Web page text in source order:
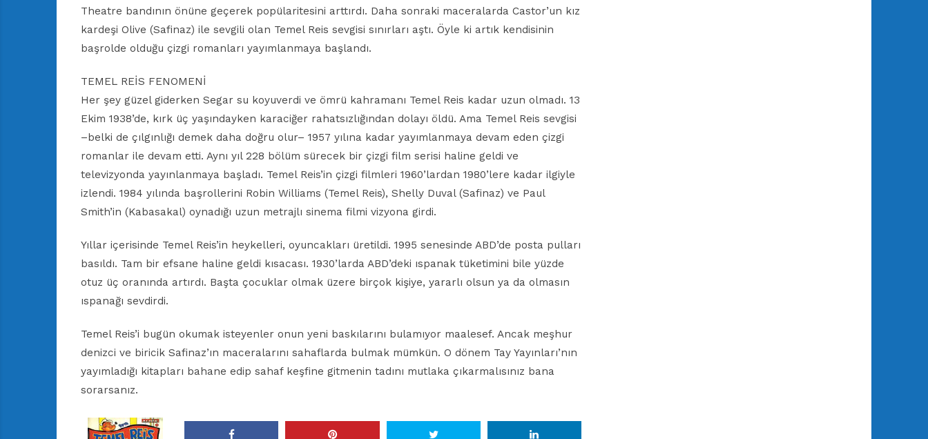
Theatre bandının önüne geçerek popülaritesini arttırdı. Daha sonraki maceralarda Castor’un kız
kardeşi Olive (Safinaz) ile sevgili olan Temel Reis sevgisi sınırları aştı. Öyle ki artık kendisinin
başrolde olduğu çizgi romanları yayımlanmaya başlandı.
TEMEL REİS FENOMENİ
Her şey güzel giderken Segar su koyuverdi ve ömrü kahramanı Temel Reis kadar uzun olmadı. 13
Ekim 1938’de, kırk üç yaşındayken karaciğer rahatsızlığından dolayı öldü. Ama Temel Reis sevgisi
–belki de çılgınlığı demek daha doğru olur– 1957 yılına kadar yayımlanmaya devam eden çizgi
romanlar ile devam etti. Aynı yıl 228 bölüm sürecek bir çizgi film serisi haline geldi ve
televizyonda yayınlanmaya başladı. Temel Reis’in çizgi filmleri 1960’lardan 1980’lere kadar ilgiyle
izlendi. 1984 yılında başrollerini Robin Williams (Temel Reis), Shelly Duval (Safinaz) ve Paul
Smith’in (Kabasakal) oynadığı uzun metrajlı sinema filmi vizyona girdi.
Yıllar içerisinde Temel Reis’in heykelleri, oyuncakları üretildi. 1995 senesinde ABD’de posta pulları
basıldı. Tam bir efsane haline geldi kısacası. 1930’larda ABD’deki ıspanak tüketimini bile yüzde
otuz üç oranında artırdı. Başta çocuklar olmak üzere birçok kişiye, yararlı olsun ya da olmasın
ıspanağı sevdirdi.
Temel Reis’i bugün okumak isteyenler onun yeni baskılarını bulamıyor maalesef. Ancak meşhur
denizci ve biricik Safinaz’ın maceralarını sahaflarda bulmak mümkün. O dönem Tay Yayınları’nın
yayımladığı kitapları bahane edip sahaf keşfine gitmenin tadını mutlaka çıkarmalısınız bana
sorarsanız.